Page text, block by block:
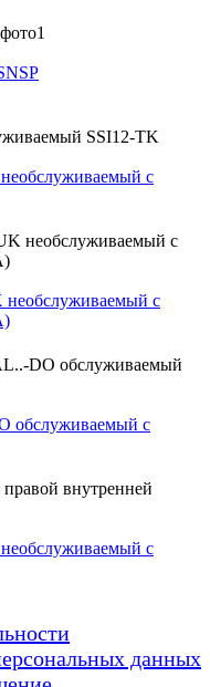
с
необслуживаемый с
обслуживаемый с
с
данных